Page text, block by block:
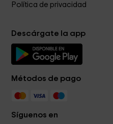
Política de privacidad
Descárgate la app
Métodos de pago
Síguenos en